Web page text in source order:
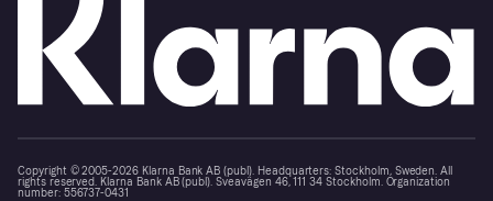
Copyright © 2005-2026 Klarna Bank AB (publ). Headquarters: Stockholm, Sweden. All
rights reserved. Klarna Bank AB (publ). Sveavägen 46, 111 34 Stockholm. Organization
number: 556737-0431